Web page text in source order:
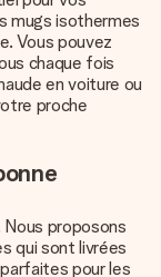
mugs isothermes
Vous pouvez
chaque fois
en voiture ou
proche
proposons
qui sont livrées
pour les